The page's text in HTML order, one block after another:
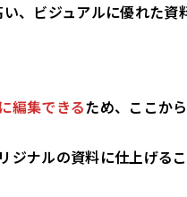
、ビジュアルに優れた資
編集できるため、ここか
ジナルの資料に仕上げる